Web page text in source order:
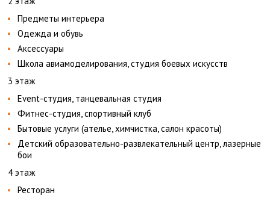
Предметы интерьера
Одежда и обувь
Аксессуары
Школа авиамоделирования, студия боевых искусств
3 этаж
Event-студия, танцевальная студия
Фитнес-студия, спортивный клуб
Бытовые услуги (ателье, химчистка, салон красоты)
Детский образовательно-развлекательный центр, лазерные
бои
4 этаж
Ресторан